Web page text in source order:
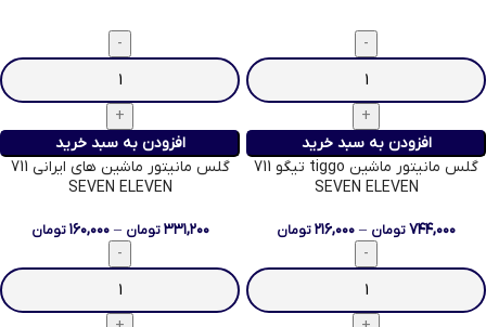
افزودن به سبد خرید
گلس مانیتور ماشین tiggo تیگو 711
SEVEN ELEVEN
۷۴۴,۰۰۰تومان – ۲۱۶,۰۰۰تومان
افزودن به سبد خرید
گلس مانیتور ماشین های ایرانی 711
SEVEN ELEVEN
۳۳۱,۲۰۰ تومان – ۱۶۰,۰۰۰ تومان